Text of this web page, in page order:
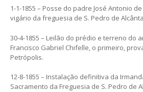
1-1-1855 – Posse do padre José Antonio
vigário da freguesia de S. Pedro de
30-4-1855 – Leilão do prédio e terreno do
Francisco Gabriel Chifelle, o primeiro,
Petrópolis.
12-8-1855 – Instalação definitiva da
Sacramento da Freguesia de S. Pedro de